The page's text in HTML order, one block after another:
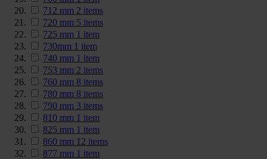
712 mm 2 items
720 mm 5 items
725 mm 1 item
730mm 1 item
740 mm 1 item
753 mm 2 items
760 mm 8 items
780 mm 8 items
790 mm 3 items
810 mm 1 item
825 mm 1 item
860 mm 12 items
877 mm 1 item